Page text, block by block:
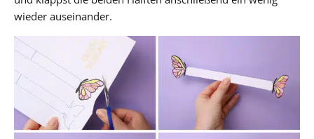
wieder auseinander.